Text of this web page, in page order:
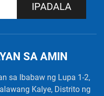
IPADALA
SA AMIN
sa Ibabaw ng Lupa 1-2,
Kalye, Distrito ng